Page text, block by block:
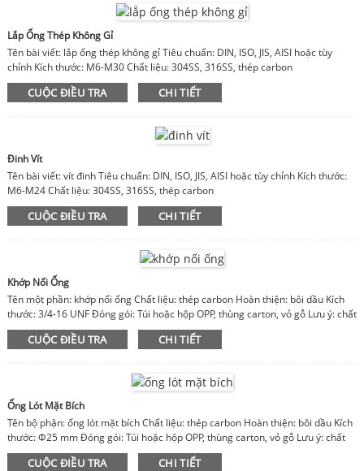
Lắp Ống Thép Không Gỉ
Tên bài viết: lắp ống thép không gỉ Tiêu chuẩn: DIN, ISO, JIS, AISI hoặc tùy
chỉnh Kích thước: M6-M30 Chất liệu: 304SS, 316SS, thép carbon
CUỘC ĐIỀU TRA CHI TIẾT
Đinh Vít
Tên bài viết: vít đinh Tiêu chuẩn: DIN, ISO, JIS, AISI hoặc tùy chỉnh Kích thước:
M6-M24 Chất liệu: 304SS, 316SS, thép carbon
CUỘC ĐIỀU TRA CHI TIẾT
Khớp Nối Ống
Tên một phần: khớp nối ống Chất liệu: thép carbon Hoàn thiện: bôi dầu Kích
thước: 3/4-16 UNF Đóng gói: Túi hoặc hộp OPP, thùng carton, vỏ gỗ Lưu ý: chất
liệu, hoàn thiện, kích thước có thể tùy chỉnh
CUỘC ĐIỀU TRA CHI TIẾT
Ống Lót Mặt Bích
Tên bộ phận: ống lót mặt bích Chất liệu: thép carbon Hoàn thiện: bôi dầu Kích
thước: Φ25 mm Đóng gói: Túi hoặc hộp OPP, thùng carton, vỏ gỗ Lưu ý: chất
liệu, hoàn thiện, kích thước có thể tùy chỉnh
CUỘC ĐIỀU TRA CHI TIẾT